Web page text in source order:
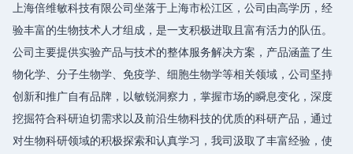
上海倍维敏科技有限公司坐落于上海市松江区，公司由高学历，经
验丰富的生物技术人才组成，是一支积极进取且富有活力的队伍。
公司主要提供实验产品与技术的整体服务解决方案，产品涵盖了生
物化学、分子生物学、免疫学、细胞生物学等相关领域，公司坚持
创新和推广自有品牌，以敏锐洞察力，掌握市场的瞬息变化，深度
挖掘符合科研迫切需求以及前沿生物科技的优质的科研产品，通过
对生物科研领域的积极探索和认真学习，我司汲取了丰富经验，使